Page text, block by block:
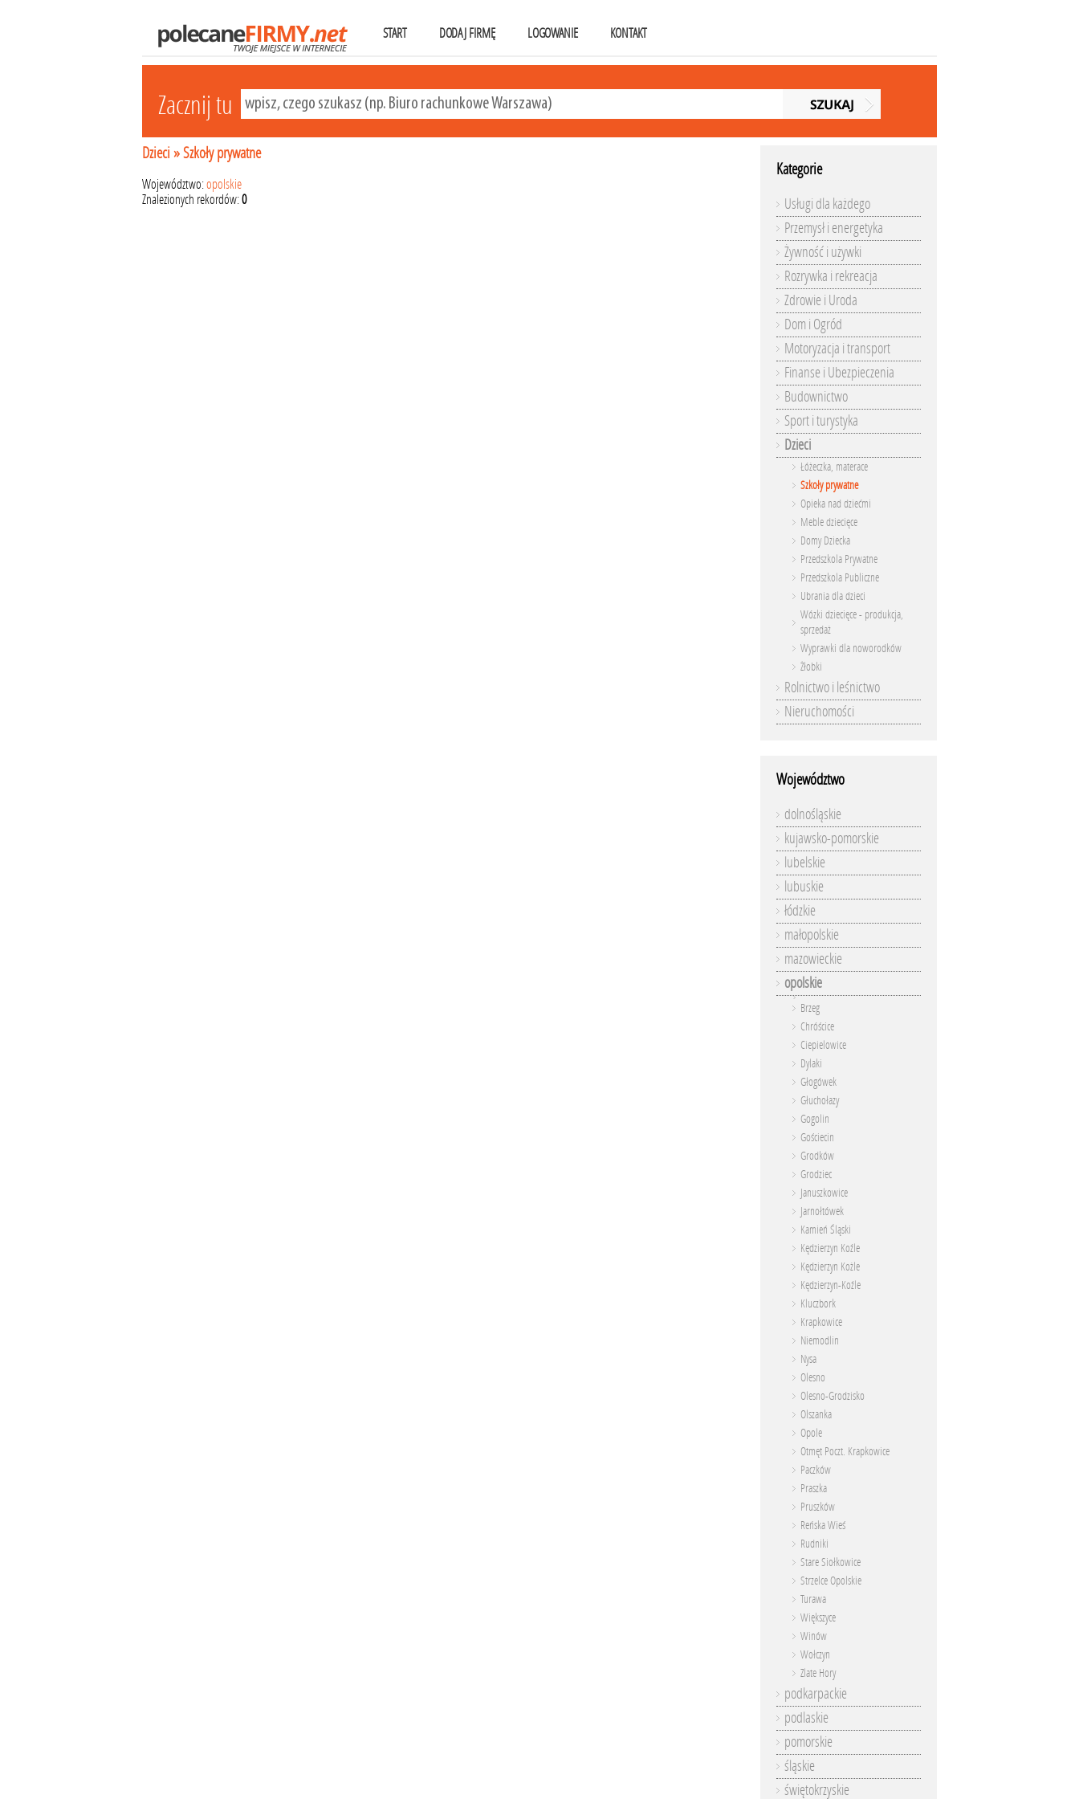
START DODAJ FIRMĘ LOGOWANIE KONTAKT
Zacznij tu
Dzieci »Szkoły prywatne
Województwo:opolskie
Znalezionych rekordów:0
Kategorie
Usługi dla każdego
Przemysł i energetyka
Żywność i używki
Rozrywka i rekreacja
Zdrowie i Uroda
Dom i Ogród
Motoryzacja i transport
Finanse i Ubezpieczenia
Budownictwo
Sport i turystyka
Dzieci
Łóżeczka, materace
Szkoły prywatne
Opieka nad dziećmi
Meble dziecięce
Domy Dziecka
Przedszkola Prywatne
Przedszkola Publiczne
Ubrania dla dzieci
Wózki dziecięce - produkcja,
sprzedaż
Wyprawki dla noworodków
Żłobki
Rolnictwo i leśnictwo
Nieruchomości
Województwo
dolnośląskie
kujawsko-pomorskie
lubelskie
lubuskie
łódzkie
małopolskie
mazowieckie
opolskie
Brzeg
Chróścice
Ciepielowice
Dylaki
Głogówek
Głuchołazy
Gogolin
Gościecin
Grodków
Grodziec
Januszkowice
Jarnołtówek
Kamień Śląski
Kędzierzyn Koźle
Kędzierzyn Kożle
Kędzierzyn-Koźle
Kluczbork
Krapkowice
Niemodlin
Nysa
Olesno
Olesno-Grodzisko
Olszanka
Opole
Otmęt Poczt. Krapkowice
Paczków
Praszka
Pruszków
Reńska Wieś
Rudniki
Stare Siołkowice
Strzelce Opolskie
Turawa
Większyce
Winów
Wołczyn
Zlate Hory
podkarpackie
podlaskie
pomorskie
śląskie
świętokrzyskie